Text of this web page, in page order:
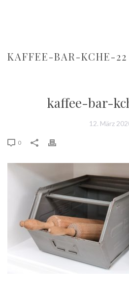
KAFFEE-BAR-KCHE-22
kaffee-bar-
12. März
0